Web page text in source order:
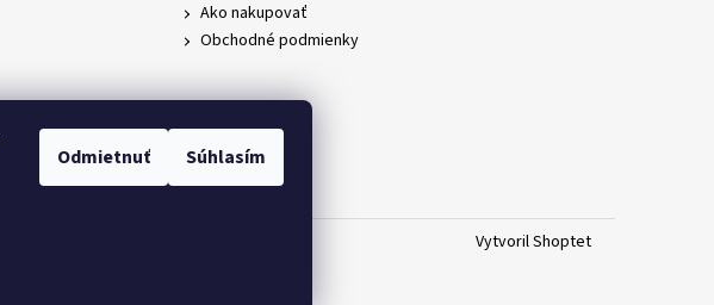
Odmietnuť Súhlasím
Ako nakupovať
Obchodné podmienky
Vytvoril Shoptet